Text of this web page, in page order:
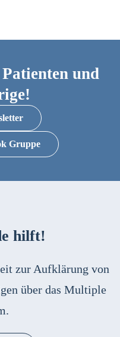
und
Gruppe
hilft!
zur Aufklärung von
über das Multiple